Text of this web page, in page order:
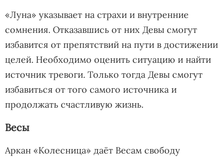
«Луна» указывает на страхи и внутренние
сомнения. Отказавшись от них Девы смогут
избавится от препятствий на пути в достижении
целей. Необходимо оценить ситуацию и найти
источник тревоги. Только тогда Девы смогут
избавиться от того самого источника и
продолжать счастливую жизнь.
Весы
Аркан «Колесница» даёт Весам свободу